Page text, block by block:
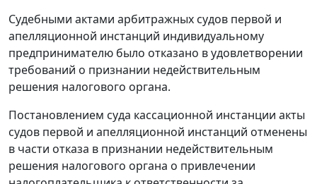
Судебными актами арбитражных судов первой и
апелляционной инстанций индивидуальному
предпринимателю было отказано в удовлетворении
требований о признании недействительным
решения налогового органа.
Постановлением суда кассационной инстанции акты
судов первой и апелляционной инстанций отменены
в части отказа в признании недействительным
решения налогового органа о привлечении